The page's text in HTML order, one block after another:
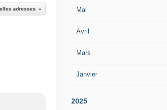
adresses Mai
Avril
Mars
Janvier
2025